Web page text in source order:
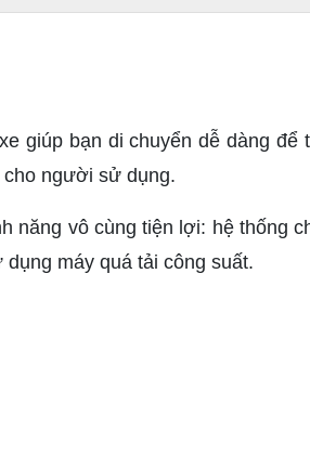
giúp bạn di chuyển dễ dàng để
cho người sử dụng.
năng vô cùng tiện lợi: hệ thống
máy quá tải công suất.